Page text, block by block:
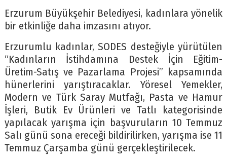
Erzurum Büyükşehir Belediyesi, kadınlara yönelik
bir etkinliğe daha imzasını atıyor.
Erzurumlu kadınlar, SODES desteğiyle yürütülen
“Kadınların İstihdamına Destek İçin Eğitim-
Üretim-Satış ve Pazarlama Projesi” kapsamında
hünerlerini yarıştıracaklar. Yöresel Yemekler,
Modern ve Türk Saray Mutfağı, Pasta ve Hamur
İşleri, Butik Ev Ürünleri ve Tatlı kategorisinde
yapılacak yarışma için başvuruların 10 Temmuz
Salı günü sona ereceği bildirilirken, yarışma ise 11
Temmuz Çarşamba günü gerçekleştirilecek.